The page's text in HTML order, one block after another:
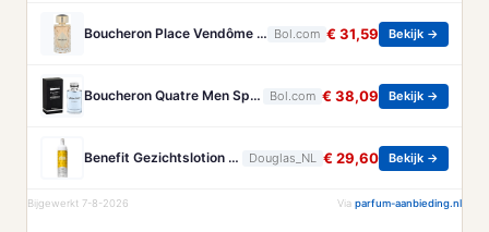
Boucheron Place Vendôme eau de parfum voor dames - Oriëntaals-houtachtig - 100 ml Bol.com € 31,59 Bekijk →
Boucheron Quatre Men Spray - 100 ml - Eau De Toilette Bol.com € 38,09 Bekijk →
Benefit Gezichtslotion The POREfessional Gezichtstoner Unisex 133ml Douglas_NL € 29,60 Bekijk →
Bijgewerkt 7-8-2026 Via parfum-aanbieding.nl